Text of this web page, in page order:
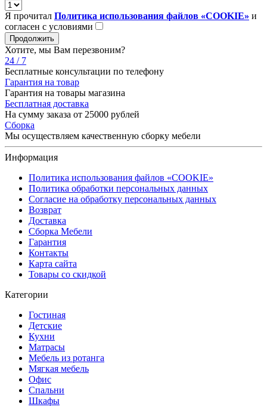
Я прочитал Политика использования файлов «COOKIE» и
согласен с условиями
Продолжить
Хотите, мы Вам перезвоним?
24 / 7
Бесплатные консультации по телефону
Гарантия на товар
Гарантия на товары магазина
Бесплатная доставка
На сумму заказа от 25000 рублей
Сборка
Мы осуществляем качественную сборку мебели
Информация
Политика использования файлов «COOKIE»
Политика обработки персональных данных
Согласие на обработку персональных данных
Возврат
Доставка
Сборка Мебели
Гарантия
Контакты
Карта сайта
Товары со скидкой
Категории
Гостиная
Детские
Кухни
Матрасы
Мебель из ротанга
Мягкая мебель
Офис
Спальни
Шкафы